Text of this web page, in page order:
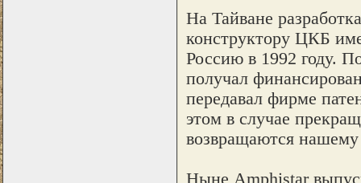
На Тайване
конструктору ЦКБ
Россию в 1992 году.
получал
передавал фирме
этом в случае
возвращаются нашему
Ныне Amphistar